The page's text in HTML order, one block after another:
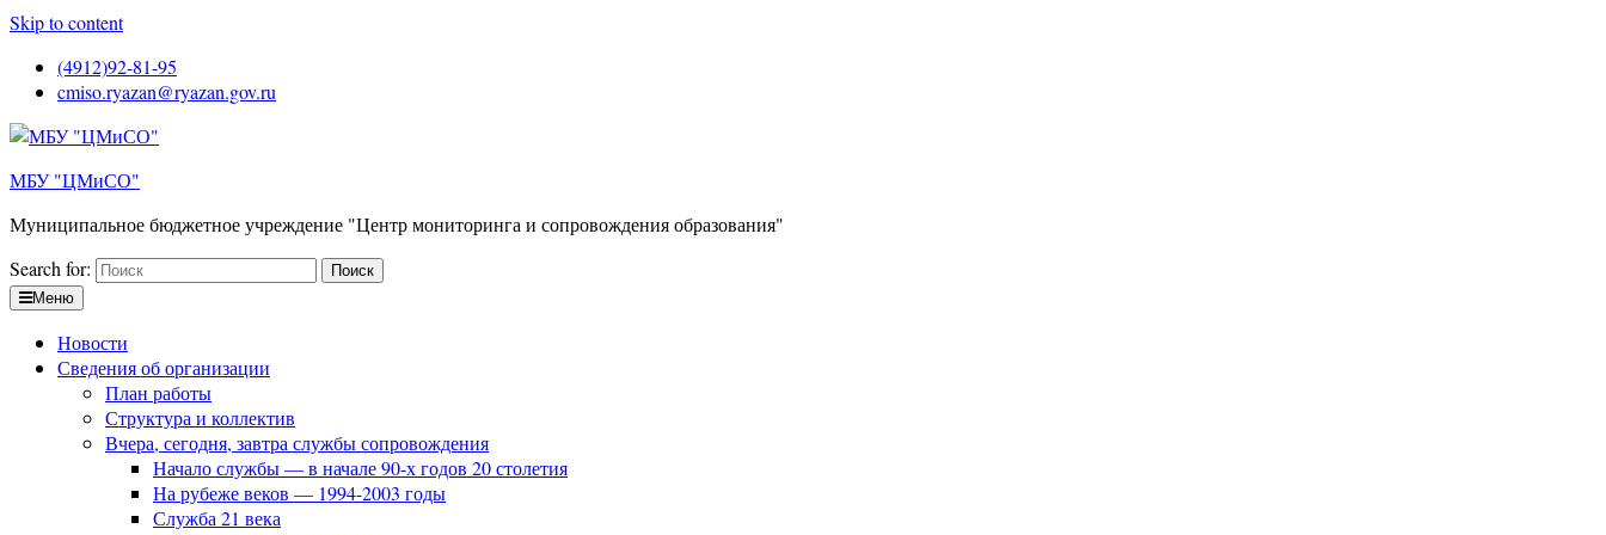
Skip to content
(4912)92-81-95
cmiso.ryazan@ryazan.gov.ru
МБУ "ЦМиСО"
Муниципальное бюджетное учреждение "Центр мониторинга и сопровождения образования"
Search for:
Меню
Новости
Сведения об организации
План работы
Структура и коллектив
Вчера, сегодня, завтра службы сопровождения
Начало службы — в начале 90-х годов 20 столетия
На рубеже веков — 1994-2003 годы
Служба 21 века